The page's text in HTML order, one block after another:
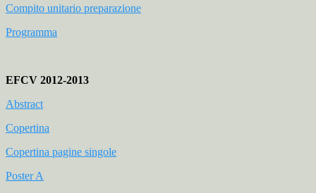
Compito unitario preparazione
Programma
EFCV 2012-2013
Abstract
Copertina
Copertina pagine singole
Poster A